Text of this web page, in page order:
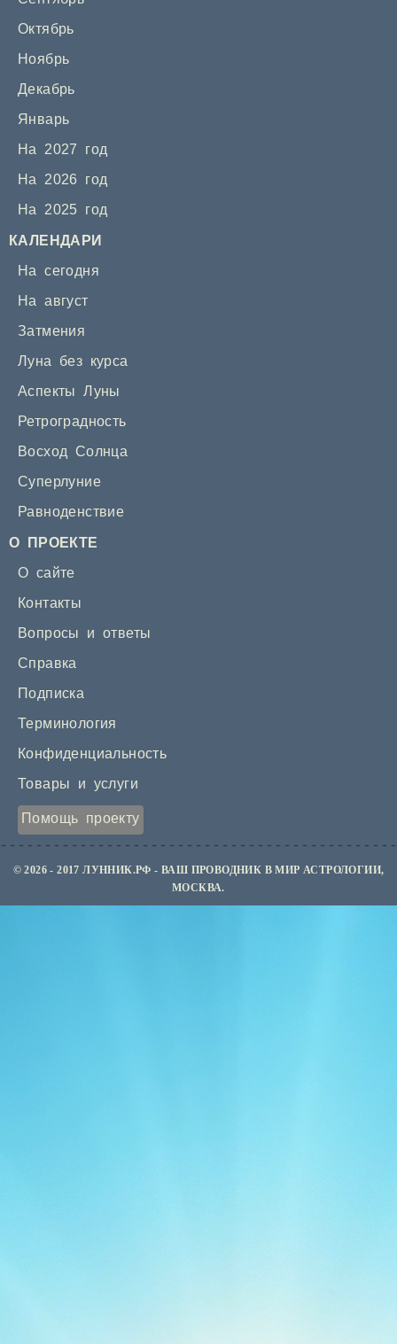
Октябрь
Ноябрь
Декабрь
Январь
На 2027 год
На 2026 год
На 2025 год
КАЛЕНДАРИ
На сегодня
На август
Затмения
Луна без курса
Аспекты Луны
Ретроградность
Восход Солнца
Суперлуние
Равноденствие
О ПРОЕКТЕ
О сайте
Контакты
Вопросы и ответы
Справка
Подписка
Терминология
Конфиденциальность
Товары и услуги
Помощь проекту
© 2026 - 2017 ЛУННИК.РФ - ВАШ ПРОВОДНИК В МИР АСТРОЛОГИИ,
МОСКВА.